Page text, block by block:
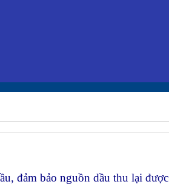
đảm bảo nguồn dầu thu lại được